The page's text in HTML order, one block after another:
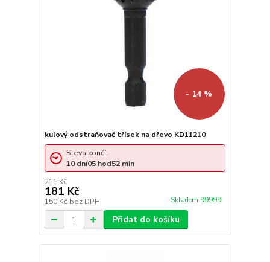
- 14 %
kulový odstraňovač třísek na dřevo KD11210
211 Kč
181 Kč
150 Kč bez DPH Skladem 99999
Sleva končí:
10 dní05 hod52 min
Přidat do košíku